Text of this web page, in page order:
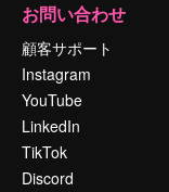
お問い合わせ
顧客サポート
Instagram
YouTube
LinkedIn
TikTok
Discord